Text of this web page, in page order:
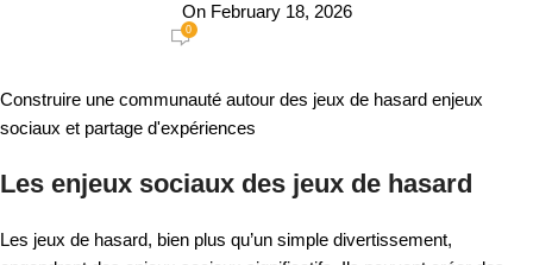
On February 18, 2026
0
Construire une communauté autour des jeux de hasard enjeux
sociaux et partage d'expériences
Les enjeux sociaux des jeux de hasard
Les jeux de hasard, bien plus qu’un simple divertissement,